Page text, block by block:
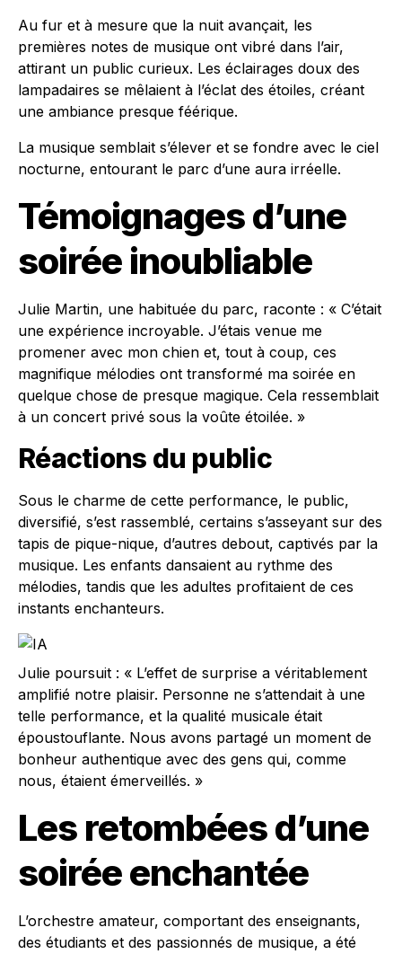
Au fur et à mesure que la nuit avançait, les
premières notes de musique ont vibré dans l’air,
attirant un public curieux. Les éclairages doux des
lampadaires se mêlaient à l’éclat des étoiles, créant
une ambiance presque féérique.
La musique semblait s’élever et se fondre avec le ciel
nocturne, entourant le parc d’une aura irréelle.
Témoignages d’une
soirée inoubliable
Julie Martin, une habituée du parc, raconte : « C’était
une expérience incroyable. J’étais venue me
promener avec mon chien et, tout à coup, ces
magnifique mélodies ont transformé ma soirée en
quelque chose de presque magique. Cela ressemblait
à un concert privé sous la voûte étoilée. »
Réactions du public
Sous le charme de cette performance, le public,
diversifié, s’est rassemblé, certains s’asseyant sur des
tapis de pique-nique, d’autres debout, captivés par la
musique. Les enfants dansaient au rythme des
mélodies, tandis que les adultes profitaient de ces
instants enchanteurs.
Julie poursuit : « L’effet de surprise a véritablement
amplifié notre plaisir. Personne ne s’attendait à une
telle performance, et la qualité musicale était
époustouflante. Nous avons partagé un moment de
bonheur authentique avec des gens qui, comme
nous, étaient émerveillés. »
Les retombées d’une
soirée enchantée
L’orchestre amateur, comportant des enseignants,
des étudiants et des passionnés de musique, a été